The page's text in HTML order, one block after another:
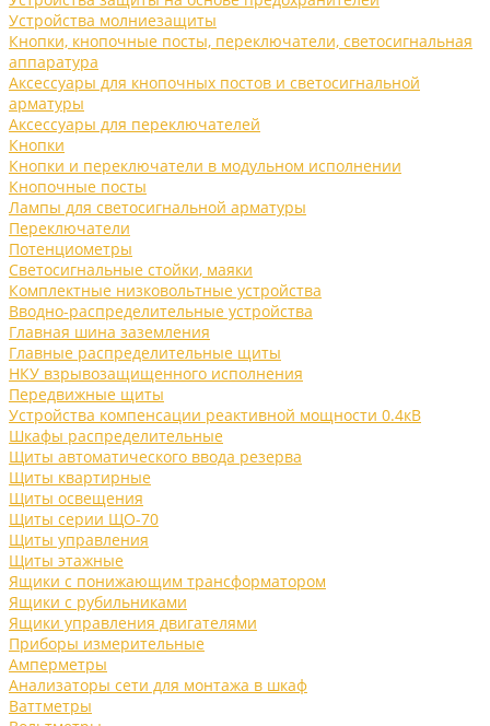
Устройства молниезащиты
Кнопки, кнопочные посты, переключатели, светосигнальная
аппаратура
Аксессуары для кнопочных постов и светосигнальной
арматуры
Аксессуары для переключателей
Кнопки
Кнопки и переключатели в модульном исполнении
Кнопочные посты
Лампы для светосигнальной арматуры
Переключатели
Потенциометры
Светосигнальные стойки, маяки
Комплектные низковольтные устройства
Вводно-распределительные устройства
Главная шина заземления
Главные распределительные щиты
НКУ взрывозащищенного исполнения
Передвижные щиты
Устройства компенсации реактивной мощности 0.4кВ
Шкафы распределительные
Щиты автоматического ввода резерва
Щиты квартирные
Щиты освещения
Щиты серии ЩО-70
Щиты управления
Щиты этажные
Ящики с понижающим трансформатором
Ящики с рубильниками
Ящики управления двигателями
Приборы измерительные
Амперметры
Анализаторы сети для монтажа в шкаф
Ваттметры